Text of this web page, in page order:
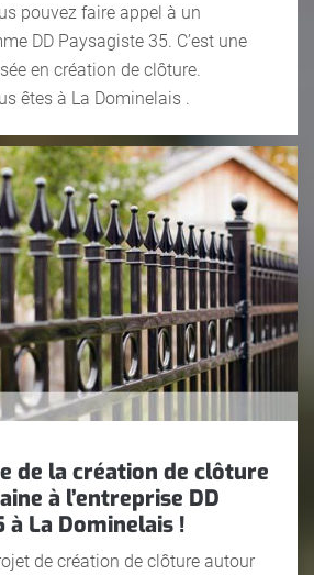
pouvez faire appel à un
DD Paysagiste 35. C’est une
en création de clôture.
êtes à La Dominelais .
de la création de clôture
à l’entreprise DD
à La Dominelais !
de création de clôture autour